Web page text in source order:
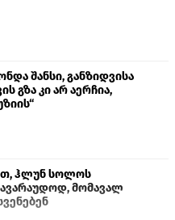
შანსი, განზიდვისა
გზა კი არ აერჩია,
ჰლუნ სოლოს
მომავალ